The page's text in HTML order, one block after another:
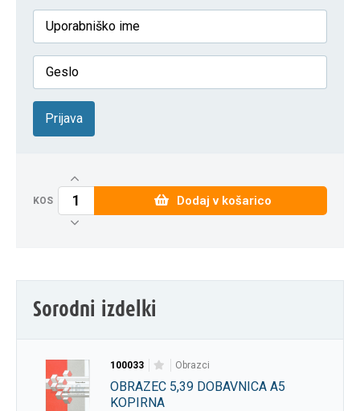
Prijava
KOS Dodaj v košarico
Sorodni izdelki
100033 obrazci
OBRAZEC 5,39 DOBAVNICA A5
KOPIRNA